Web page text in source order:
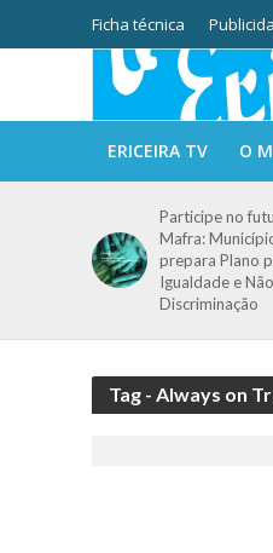
Ficha técnica
ERICEIRA TV O
Participe no
Mafra:
prepara Plano
Igualdade e Não
Discriminação
Tag - Always on